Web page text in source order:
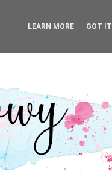
LEARN MORE GOT IT